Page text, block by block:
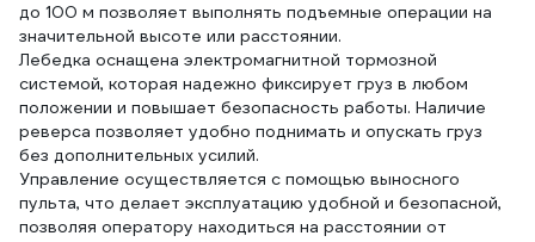
до 100 м позволяет выполнять подъемные операции на
значительной высоте или расстоянии.
Лебедка оснащена электромагнитной тормозной
системой, которая надежно фиксирует груз в любом
положении и повышает безопасность работы. Наличие
реверса позволяет удобно поднимать и опускать груз
без дополнительных усилий.
Управление осуществляется с помощью выносного
пульта, что делает эксплуатацию удобной и безопасной,
позволяя оператору находиться на расстоянии от